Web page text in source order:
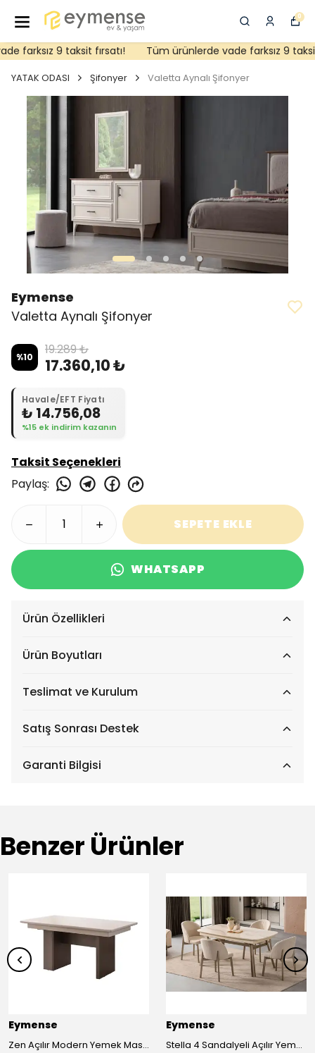
0
farksız 9 taksit fırsatı! Tüm ürünlerde vade farksız 9 taksit
YATAK ODASI Şifonyer Valetta Aynalı Şifonyer
Eymense
Valetta Aynalı Şifonyer
%10 19.289 ₺
17.360,10 ₺
Havale/EFT Fiyatı
₺ 14.756,08
%15 ek indirim kazanın
Taksit Seçenekleri
Paylaş:
SEPETE EKLE
WHATSAPP
Ürün Özellikleri
Ürün Boyutları
Teslimat ve Kurulum
Satış Sonrası Destek
Garanti Bilgisi
Benzer Ürünler
Eymense
Zen Açılır Modern Yemek Masası
Eymense
Stella 4 Sandalyeli Açılır Yemek Masa Takımı